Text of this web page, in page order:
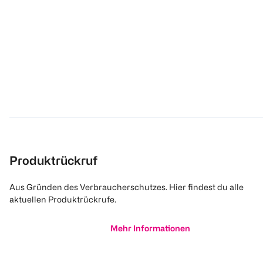
Produktrückruf
Aus Gründen des Verbraucherschutzes. Hier findest du alle
aktuellen Produktrückrufe.
Mehr Informationen